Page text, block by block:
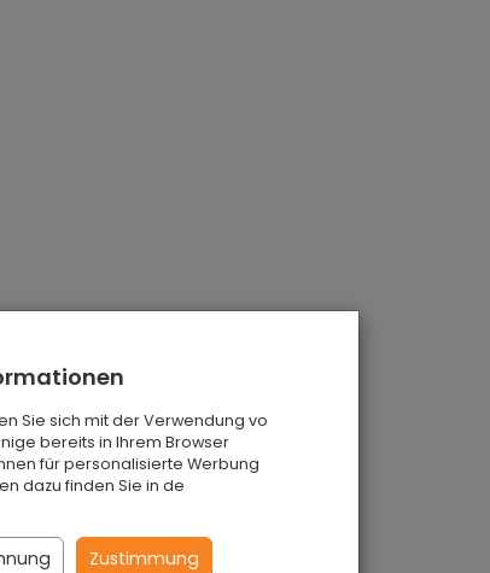
Sie sich mit der Verwendung vo
bereits in Ihrem Browser
für personalisierte Werbung
dazu finden Sie in de
Zustimmung